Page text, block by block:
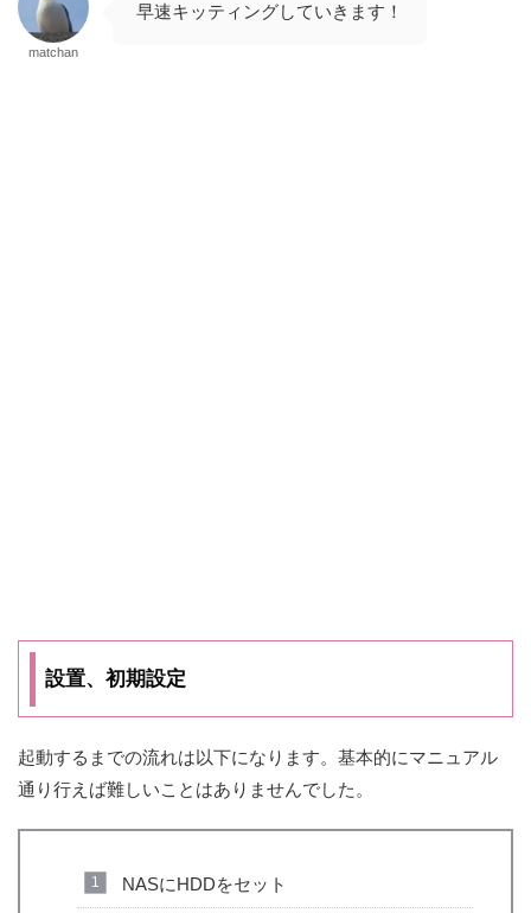
matchan
早速キッティングしていきます！
設置、初期設定
起動するまでの流れは以下になります。基本的にマニュアル
通り行えば難しいことはありませんでした。
NASにHDDをセット